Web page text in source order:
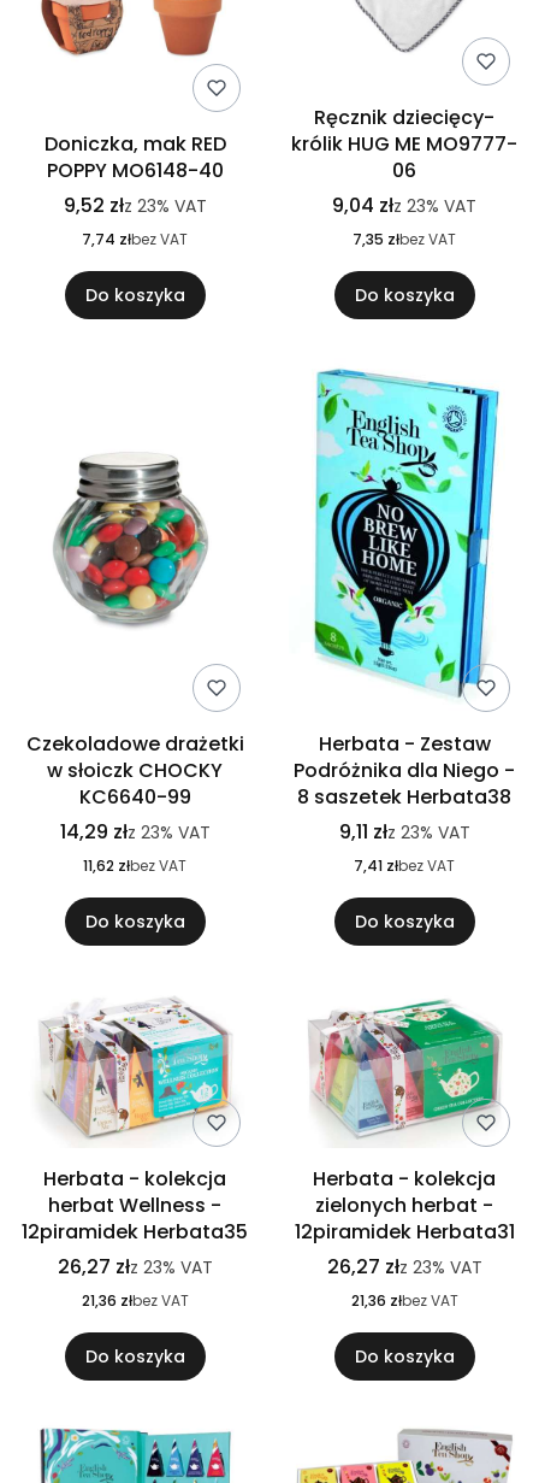
Doniczka, mak RED
POPPY MO6148-40
9,52 złz 23% VAT
7,74 złbez VAT
Do koszyka
Ręcznik dziecięcy-
królik HUG ME MO9777-
06
9,04 złz 23% VAT
7,35 złbez VAT
Do koszyka
Czekoladowe drażetki
w słoiczk CHOCKY
KC6640-99
14,29 złz 23% VAT
11,62 złbez VAT
Do koszyka
Herbata - Zestaw
Podróżnika dla Niego -
8 saszetek Herbata38
9,11 złz 23% VAT
7,41 złbez VAT
Do koszyka
Herbata - kolekcja
herbat Wellness -
12piramidek Herbata35
26,27 złz 23% VAT
21,36 złbez VAT
Do koszyka
Herbata - kolekcja
zielonych herbat -
12piramidek Herbata31
26,27 złz 23% VAT
21,36 złbez VAT
Do koszyka